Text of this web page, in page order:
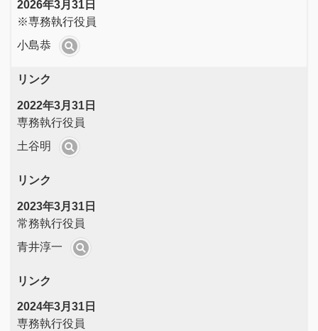
2026年3月31日
※専務執行役員
小島恭
リンク
2022年3月31日
専務執行役員
土谷明
リンク
2023年3月31日
常務執行役員
青井淳一
リンク
2024年3月31日
専務執行役員